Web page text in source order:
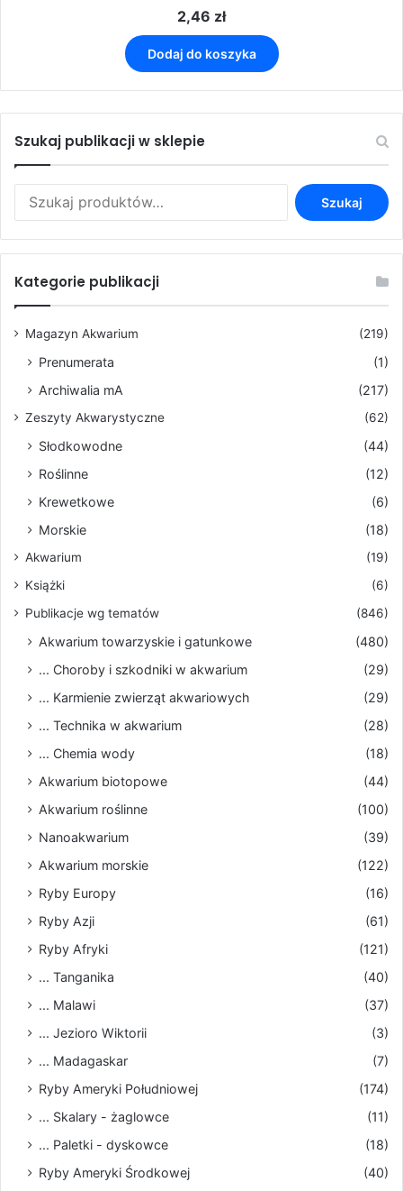
2,46 zł
Dodaj do koszyka
Szukaj publikacji w sklepie
Szukaj
Kategorie publikacji
Magazyn Akwarium (219)
Prenumerata
(1)
Archiwalia mA
(217)
Zeszyty Akwarystyczne (62)
Słodkowodne
(44)
Roślinne
(12)
Krewetkowe
(6)
Morskie
(18)
Akwarium
(19)
Książki
(6)
Publikacje wg tematów
(846)
Akwarium towarzyskie i gatunkowe
(480)
... Choroby i szkodniki w akwarium
(29)
... Karmienie zwierząt akwariowych
(29)
... Technika w akwarium
(28)
... Chemia wody
(18)
Akwarium biotopowe
(44)
Akwarium roślinne
(100)
Nanoakwarium
(39)
Akwarium morskie
(122)
Ryby Europy
(16)
Ryby Azji
(61)
Ryby Afryki
(121)
... Tanganika
(40)
... Malawi
(37)
... Jezioro Wiktorii
(3)
... Madagaskar
(7)
Ryby Ameryki Południowej
(174)
... Skalary - żaglowce
(11)
... Paletki - dyskowce
(18)
Ryby Ameryki Środkowej
(40)